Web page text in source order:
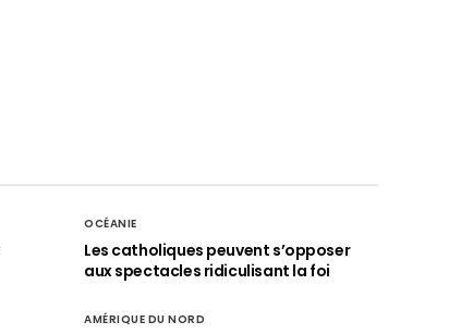
OCÉANIE
Les catholiques peuvent s’opposer
aux spectacles ridiculisant la foi
AMÉRIQUE DU NORD